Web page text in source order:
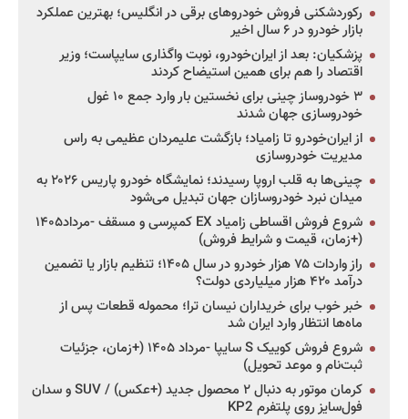
رکوردشکنی فروش خودروهای برقی در انگلیس؛ بهترین عملکرد
بازار خودرو در ۶ سال اخیر
پزشکیان: بعد از ایران‌خودرو، نوبت واگذاری سایپاست؛ وزیر
اقتصاد را هم برای همین استیضاح کردند
۳ خودروساز چینی برای نخستین بار وارد جمع ۱۰ غول
خودروسازی جهان شدند
از ایران‌خودرو تا زامیاد؛ بازگشت علیمردان عظیمی به راس
مدیریت خودروسازی
چینی‌ها به قلب اروپا رسیدند؛ نمایشگاه خودرو پاریس ۲۰۲۶ به
میدان نبرد خودروسازان جهان تبدیل می‌شود
شروع فروش اقساطی زامیاد EX کمپرسی و مسقف -مرداد۱۴۰۵
(+زمان، قیمت و شرایط فروش)
راز واردات ۷۵ هزار خودرو در سال ۱۴۰۵؛ تنظیم بازار یا تضمین
درآمد ۴۲۰ هزار میلیاردی دولت؟
خبر خوب برای خریداران نیسان ترا؛ محموله قطعات پس از
ماه‌ها انتظار وارد ایران شد
شروع فروش کوییک S سایپا -مرداد ۱۴۰۵ (+زمان، جزئیات
ثبت‌نام و موعد تحویل)
کرمان موتور به دنبال ۲ محصول جدید (+عکس) / SUV و سدان
فول‌سایز روی پلتفرم KP2